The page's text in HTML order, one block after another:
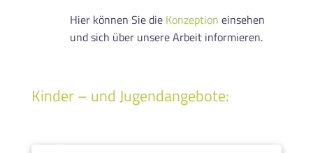
Hier können Sie die Konzeption einsehen
und sich über unsere Arbeit informieren.
Kinder – und Jugendangebote: